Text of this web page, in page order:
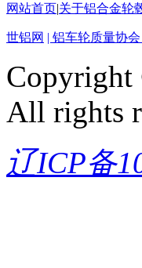
网站首页|关于铝合金轮
世铝网 | 铝车轮质量协会
Copyright
All rights
辽ICP备